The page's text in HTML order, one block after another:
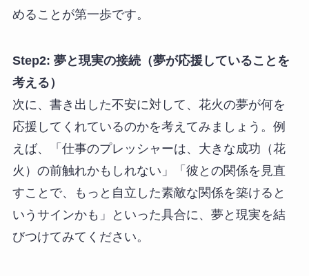
めることが第一歩です。
Step2: 夢と現実の接続（夢が応援していることを
考える）
次に、書き出した不安に対して、花火の夢が何を
応援してくれているのかを考えてみましょう。例
えば、「仕事のプレッシャーは、大きな成功（花
火）の前触れかもしれない」「彼との関係を見直
すことで、もっと自立した素敵な関係を築けると
いうサインかも」といった具合に、夢と現実を結
びつけてみてください。